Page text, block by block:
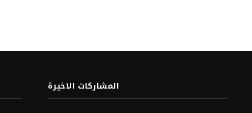
المشاركات الاخيرة